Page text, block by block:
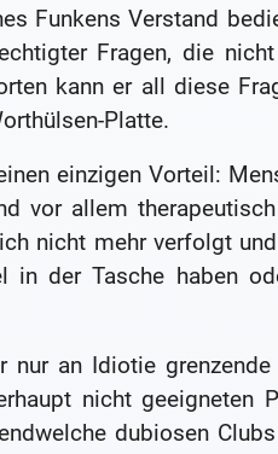
Funkens Verstand
Fragen, die
kann er all diese
Platte.
einzigen Vorteil:
vor allem
nicht mehr verfolgt
in der Tasche haben
nur an Idiotie
nicht geeigneten
dubiosen